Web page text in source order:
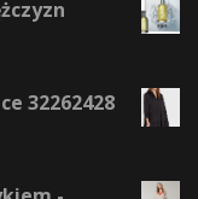
32262428